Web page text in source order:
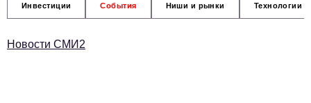
Инвестиции События Ниши и рынки Технологии
Новости СМИ2